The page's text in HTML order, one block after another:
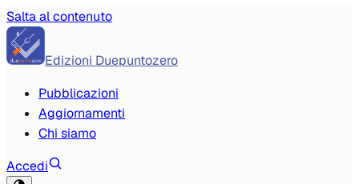
Salta al contenuto
Edizioni Duepuntozero
Pubblicazioni
Aggiornamenti
Chi siamo
Accedi